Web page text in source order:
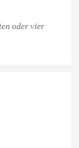
oder vier